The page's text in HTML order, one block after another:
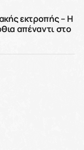
εκτροπής – Η
απέναντι στο